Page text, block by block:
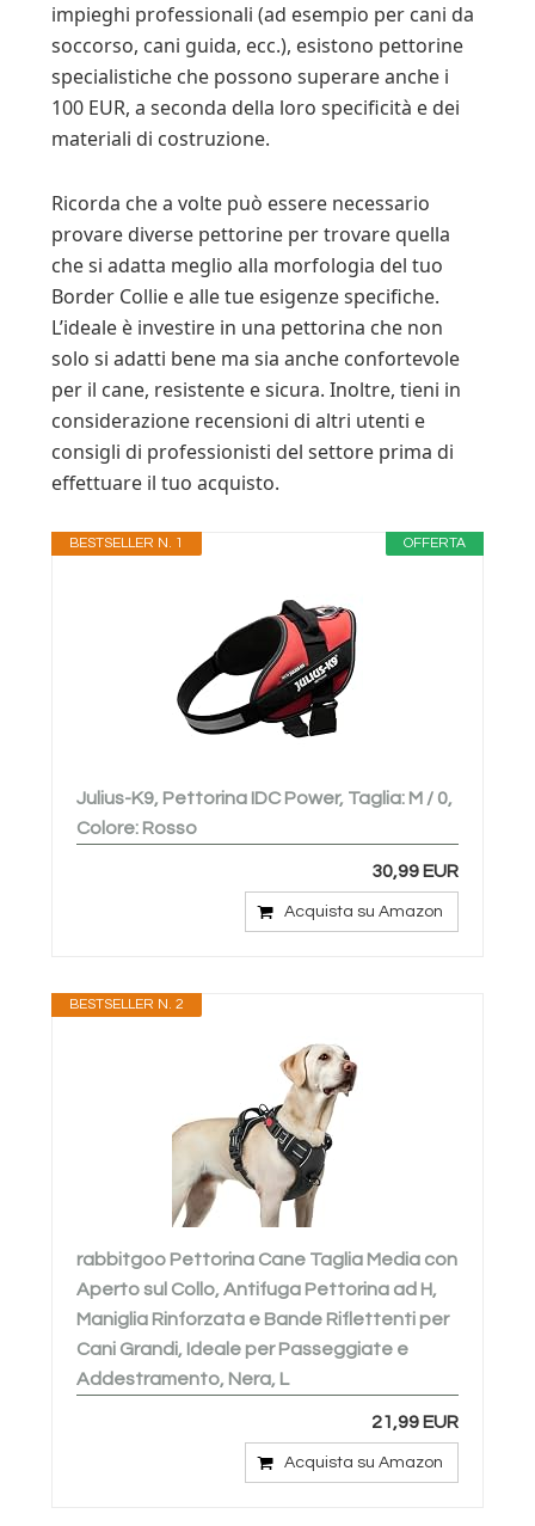
impieghi professionali (ad esempio per cani da
soccorso, cani guida, ecc.), esistono pettorine
specialistiche che possono superare anche i
100 EUR, a seconda della loro specificità e dei
materiali di costruzione.
Ricorda che a volte può essere necessario
provare diverse pettorine per trovare quella
che si adatta meglio alla morfologia del tuo
Border Collie e alle tue esigenze specifiche.
L’ideale è investire in una pettorina che non
solo si adatti bene ma sia anche confortevole
per il cane, resistente e sicura. Inoltre, tieni in
considerazione recensioni di altri utenti e
consigli di professionisti del settore prima di
effettuare il tuo acquisto.
OFFERTA
BESTSELLER N. 1
Julius-K9, Pettorina IDC Power, Taglia: M / 0,
Colore: Rosso
30,99 EUR
Acquista su Amazon
BESTSELLER N. 2
rabbitgoo Pettorina Cane Taglia Media con
Aperto sul Collo, Antifuga Pettorina ad H,
Maniglia Rinforzata e Bande Riflettenti per
Cani Grandi, Ideale per Passeggiate e
Addestramento, Nera, L
21,99 EUR
Acquista su Amazon